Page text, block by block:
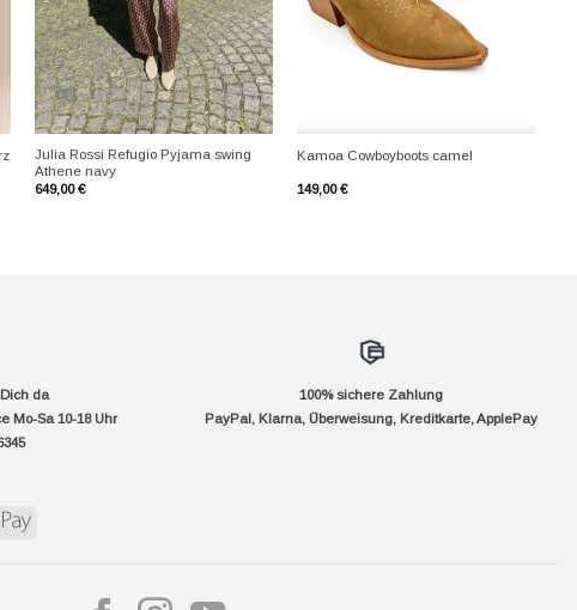
+
Julia Rossi Refugio Pyjama swing
Athene navy
649,00€
Kamoa Cowboyboots camel
149,00€
da
Mo-Sa 10-18 Uhr
100% sichere Zahlung
PayPal, Klarna, Überweisung, Kreditkarte, ApplePay
Apple